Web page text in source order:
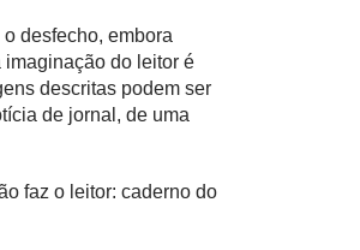
desfecho, embora
imaginação do leitor é
descritas podem ser
de jornal, de uma
faz o leitor: caderno do